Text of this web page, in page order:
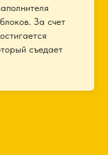
За счет
съедает